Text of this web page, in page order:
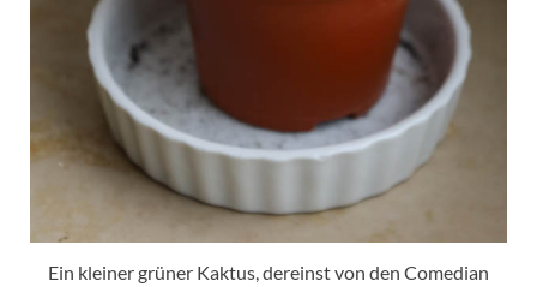
Ein kleiner grüner Kaktus, dereinst von den Comedian